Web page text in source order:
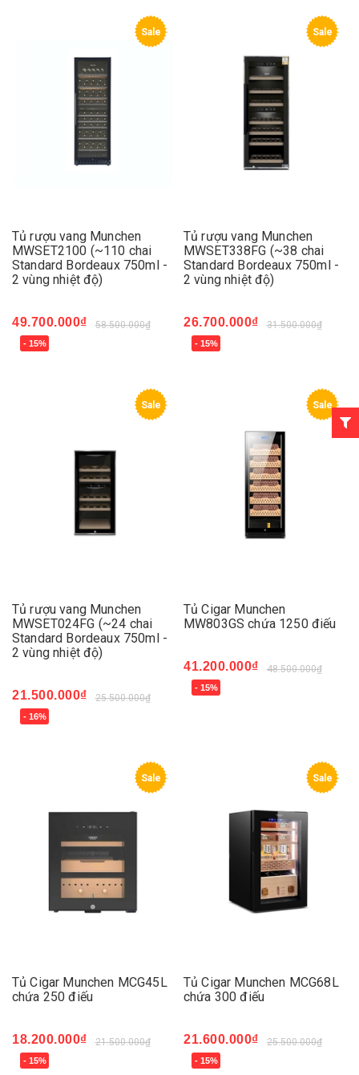
Sale
Tủ rượu vang Munchen
MWSET2100 (~110 chai
Standard Bordeaux 750ml -
2 vùng nhiệt độ)
49.700.000₫ 58.500.000₫
- 15%
Sale
Tủ rượu vang Munchen
MWSET338FG (~38 chai
Standard Bordeaux 750ml -
2 vùng nhiệt độ)
26.700.000₫ 31.500.000₫
- 15%
Sale
Tủ rượu vang Munchen
MWSET024FG (~24 chai
Standard Bordeaux 750ml -
2 vùng nhiệt độ)
21.500.000₫ 25.500.000₫
- 16%
Sale
Tủ Cigar Munchen
MW803GS chứa 1250 điếu
41.200.000₫ 48.500.000₫
- 15%
Sale
Tủ Cigar Munchen MCG45L
chứa 250 điếu
18.200.000₫ 21.500.000₫
- 15%
Sale
Tủ Cigar Munchen MCG68L
chứa 300 điếu
21.600.000₫ 25.500.000₫
- 15%